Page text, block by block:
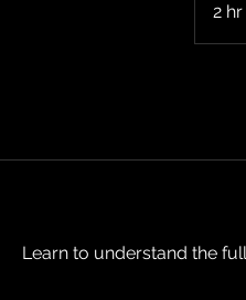
2 hr2
Learn to understand the